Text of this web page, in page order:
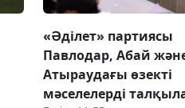
«Әділет» партиясы
Павлодар, Абай
Атыраудағы өзекті
мәселелерді